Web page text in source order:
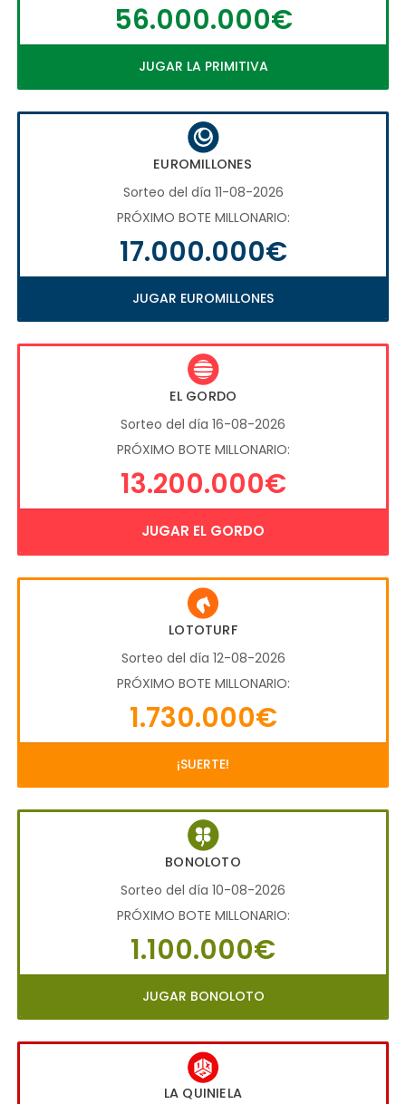
56.000.000€
JUGAR LA PRIMITIVA
EUROMILLONES
Sorteo del día 11-08-2026
PRÓXIMO BOTE MILLONARIO:
17.000.000€
JUGAR EUROMILLONES
EL GORDO
Sorteo del día 16-08-2026
PRÓXIMO BOTE MILLONARIO:
13.200.000€
JUGAR EL GORDO
LOTOTURF
Sorteo del día 12-08-2026
PRÓXIMO BOTE MILLONARIO:
1.730.000€
¡SUERTE!
BONOLOTO
Sorteo del día 10-08-2026
PRÓXIMO BOTE MILLONARIO:
1.100.000€
JUGAR BONOLOTO
LA QUINIELA